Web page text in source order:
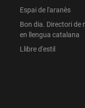
Espai de l'aranès
Bon dia. Directori de
en llengua catalana
Llibre d'estil